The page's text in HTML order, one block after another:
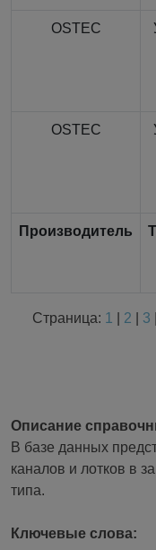
OSTEC
OSTEC
Производитель
Страница: 1 2 3
Описание
В базе данных
каналов и лотков в
типа.
Ключевые слова: